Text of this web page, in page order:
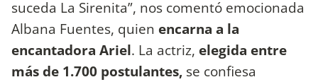
suceda La Sirenita”, nos comentó emocionada
Albana Fuentes, quien encarna a la
encantadora Ariel. La actriz, elegida entre
más de 1.700 postulantes, se confiesa